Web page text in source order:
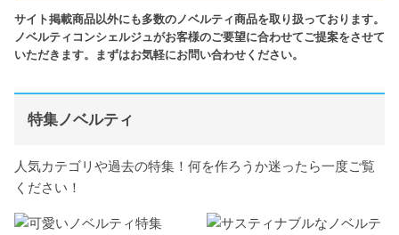
サイト掲載商品以外にも多数のノベルティ商品を取り扱っております。
ノベルティコンシェルジュがお客様のご要望に合わせてご提案をさせて
いただきます。まずはお気軽にお問い合わせください。
特集ノベルティ
人気カテゴリや過去の特集！何を作ろうか迷ったら一度ご覧
ください！